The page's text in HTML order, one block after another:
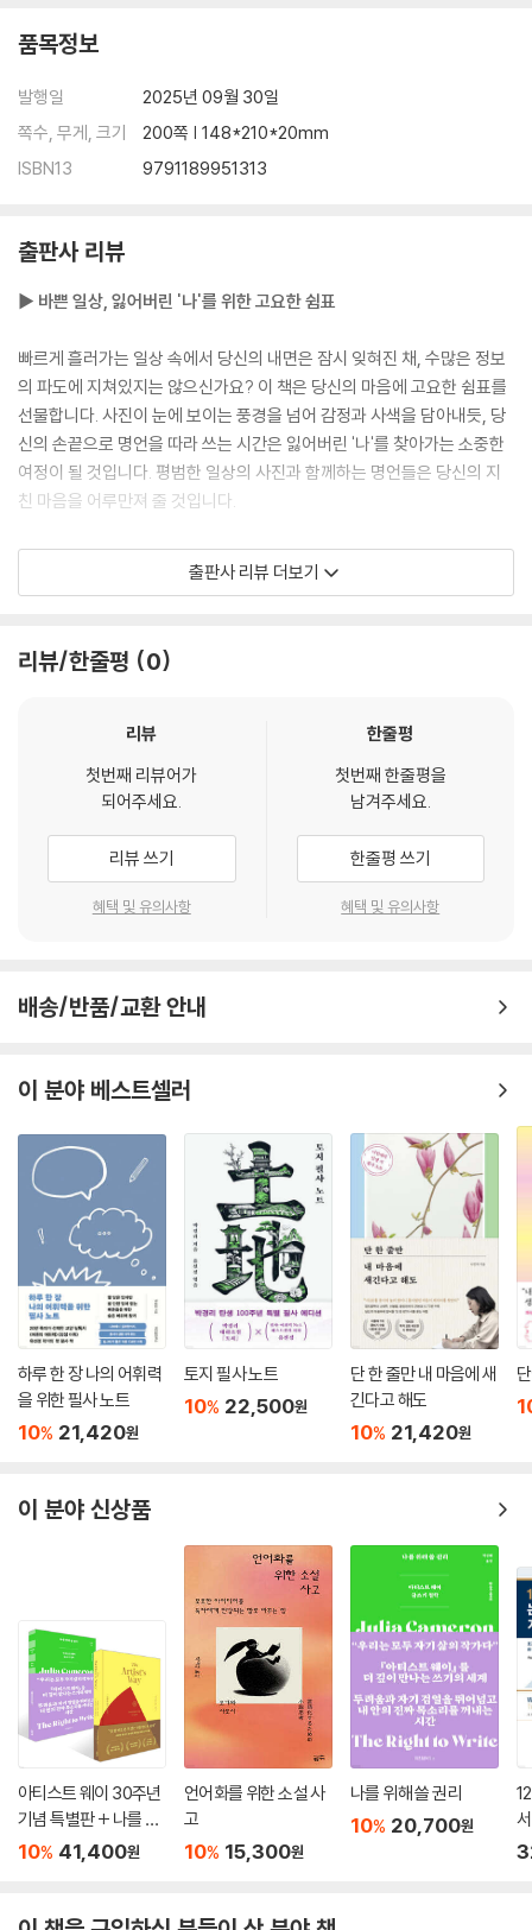
품목정보
발행일
2025년 09월 30일
쪽수, 무게, 크기
200쪽 | 148*210*20mm
ISBN13
9791189951313
출판사 리뷰
▶ 바쁜 일상, 잃어버린 '나'를 위한 고요한 쉼표
빠르게 흘러가는 일상 속에서 당신의 내면은 잠시 잊혀진 채, 수많은 정보
의 파도에 지쳐있지는 않으신가요? 이 책은 당신의 마음에 고요한 쉼표를
선물합니다. 사진이 눈에 보이는 풍경을 넘어 감정과 사색을 담아내듯, 당
신의 손끝으로 명언을 따라 쓰는 시간은 잃어버린 '나'를 찾아가는 소중한
여정이 될 것입니다. 평범한 일상의 사진과 함께하는 명언들은 당신의 지
친 마음을 어루만져 줄 것입니다.
▶ 여덟 가지 시선, 삶의 나침반이 되다
기', '사랑', '성공' 등 삶을 지탱해 온 여덟 가지 핵심 가치를 주제로 삼았습
당신의 고민에 깊은 울림을 전하고 마음의 방향을 재정비할 든든한 나침반
▶ 손끝으로 쓰는 마음의 평화, 필사의 기적
명언의 진정한 깨달음은 그것을 내면화하는 과정에서 찾아옵니다. 이 책은
명언을 단순히 읽는 것이 아니라, 한 글자 한 글자 정성껏 필사하며 마음속
구가 되어줍니다.
이 책은 당신의 평범한 일상이 특별한 빛을 발하도록 돕는 동반자입니다.
명언을 필사하며 보낸 모든 순간들은 당신의 일상에 잔잔한 위로와 깊은
영감이 되어줄 것입니다. 마지막 장을 덮을 때쯤, 당신의 삶이 한 장의 사진
처럼 선명한 울림을 남기길 바랍니다. 이 책이 당신의 ‘살며 사랑하며 꿈꾸
는’ 삶을 더욱 풍요롭게 만들어주는 소중한 시간이 되기를 진심으로 바랍
니다.
출판사 리뷰 더보기
리뷰/한줄평 0
리뷰
첫번째 리뷰어가
되어주세요.
리뷰 쓰기
혜택 및 유의사항
한줄평
첫번째 한줄평을
남겨주세요.
한줄평 쓰기
혜택 및 유의사항
배송/반품/교환 안내
이 분야 베스트셀러
하루 한 장 나의 어휘력
을 위한 필사 노트
10% 21,420원
토지 필사 노트
10% 22,500원
단 한 줄만 내 마음에 새
긴다고 해도
10% 21,420원
이 분야 신상품
아티스트 웨이 30주년
기념 특별판 + 나를 위
해 쓸 권리 세트
10% 41,400원
언어화를 위한 소설 사
고
10% 15,300원
나를 위해 쓸 권리
10% 20,700원